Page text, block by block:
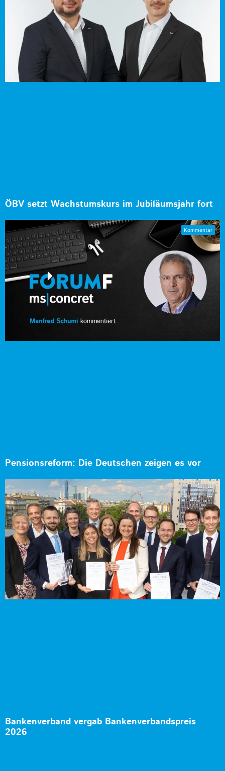
ÖBV setzt Wachstumskurs im Jubiläumsjahr fort
Pensionsreform: Die Deutschen zeigen es vor
Bankenverband vergab Bankenverbandspreis
2026